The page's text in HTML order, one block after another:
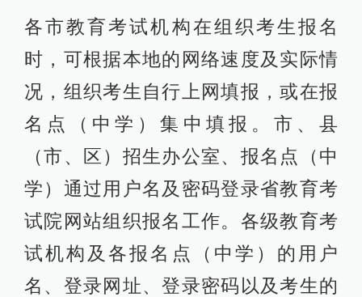
各市教育考试机构在组织考生报名
时，可根据本地的网络速度及实际情
况，组织考生自行上网填报，或在报
名点（中学）集中填报。市、县
（市、区）招生办公室、报名点（中
学）通过用户名及密码登录省教育考
试院网站组织报名工作。各级教育考
试机构及各报名点（中学）的用户
名、登录网址、登录密码以及考生的